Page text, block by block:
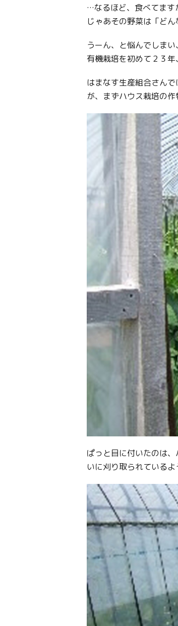
…なるほど、食べてます
じゃあその野菜は「ど
うーん、と悩んでしま
有機栽培を初めて２３
はまなす生産組合さん
が、まずハウス栽培の作
ぱっと目に付いたのは
いに刈り取られている